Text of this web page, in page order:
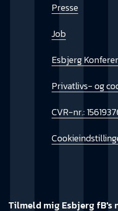
Presse
Job
Esbjerg
Privatlivs- og
CVR-nr.:
Tilmeld mig Esbjerg fB's